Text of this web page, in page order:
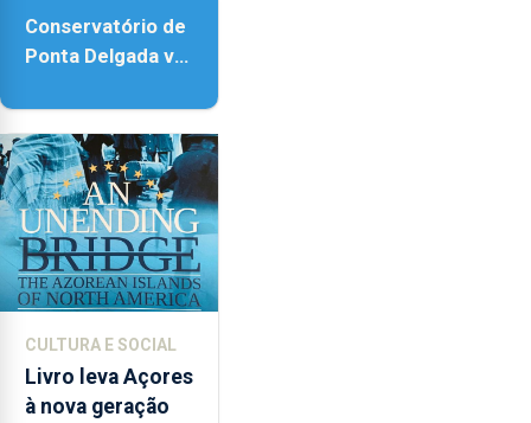
Conservatório de
Ponta Delgada vai
instrumentos
CULTURA E SOCIAL
Livro leva Açores
à nova geração